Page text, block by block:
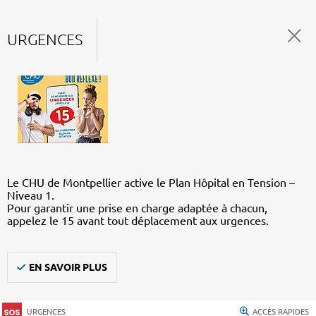
URGENCES
Le CHU de Montpellier active le Plan Hôpital en Tension –
Niveau 1.
Pour garantir une prise en charge adaptée à chacun,
appelez le 15 avant tout déplacement aux urgences.
EN SAVOIR PLUS
URGENCES ACCÈS RAPIDES